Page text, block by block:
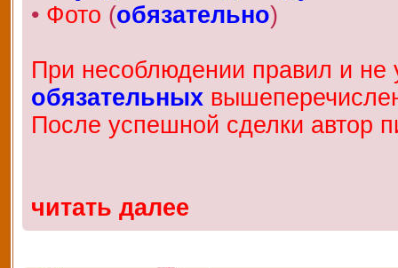
• Фото (обязательно)
При несоблюдении правил и не
обязательных
После успешной сделки автор
читать далее